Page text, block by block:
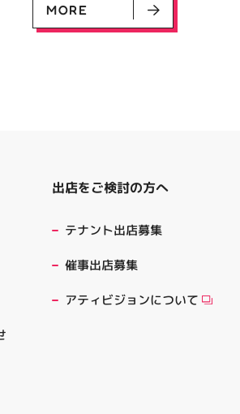
MORE
出店をご検討の方へ
テナント出店募集
催事出店募集
アティビジョンについて